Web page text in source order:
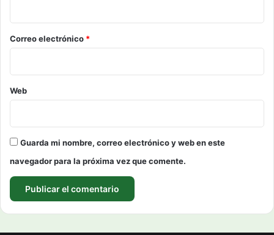
o
*
Correo electrónico *
Web
Guarda mi nombre, correo electrónico y web en este
navegador para la próxima vez que comente.